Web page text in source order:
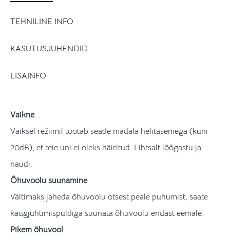
TEHNILINE INFO
KASUTUSJUHENDID
LISAINFO
Vaikne
Vaiksel režiimil töötab seade madala helitasemega (kuni
20dB), et teie uni ei oleks häiritud. Lihtsalt lõõgastu ja
naudi.
Õhuvoolu suunamine
Vältimaks jaheda õhuvoolu otsest peale puhumist, saate
kaugjuhtimispuldiga suunata õhuvoolu endast eemale.
Pikem õhuvool